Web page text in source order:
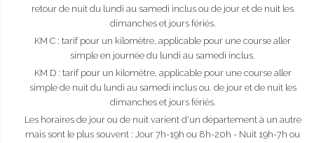
retour de nuit du lundi au samedi inclus ou de jour et de nuit les
dimanches et jours fériés.
KM C : tarif pour un kilomètre, applicable pour une course aller
simple en journée du lundi au samedi inclus.
KM D : tarif pour un kilomètre, applicable pour une course aller
simple de nuit du lundi au samedi inclus ou. de jour et de nuit les
dimanches et jours fériés.
Les horaires de jour ou de nuit varient d'un département à un autre
mais sont le plus souvent : Jour 7h-19h ou 8h-20h - Nuit 19h-7h ou